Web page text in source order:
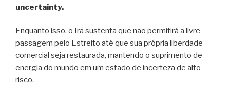
uncertainty.
Enquanto isso, o Irã sustenta que não permitirá a livre
passagem pelo Estreito até que sua própria liberdade
comercial seja restaurada, mantendo o suprimento de
energia do mundo em um estado de incerteza de alto
risco.